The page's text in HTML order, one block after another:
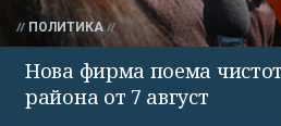
ПОЛИТИКА
Нова фирма поема
района от 7 август